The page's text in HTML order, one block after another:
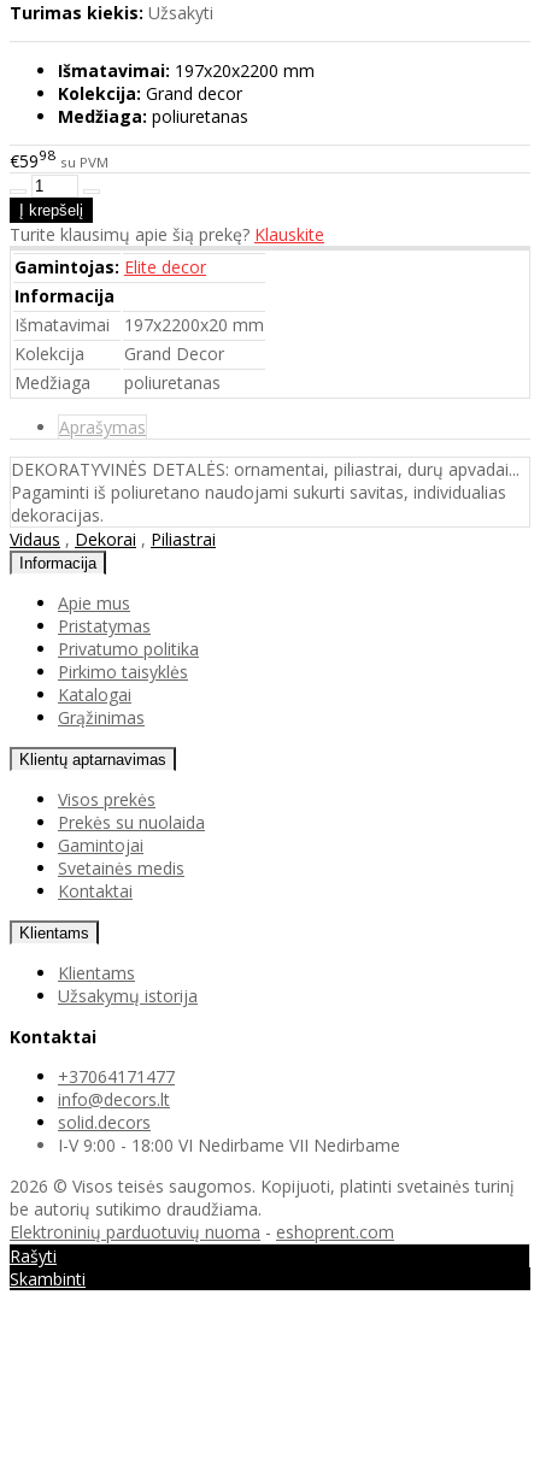
Turimas kiekis: Užsakyti
Išmatavimai: 197x20x2200 mm
Kolekcija: Grand decor
Medžiaga: poliuretanas
€5998 su PVM
Turite klausimų apie šią prekę? Klauskite
Gamintojas: Elite decor
Informacija
Išmatavimai
197x2200x20 mm
Kolekcija
Grand Decor
Medžiaga
poliuretanas
Aprašymas
DEKORATYVINĖS DETALĖS: ornamentai, piliastrai, durų apvadai...
Pagaminti iš poliuretano naudojami sukurti savitas, individualias
dekoracijas.
Vidaus , Dekorai , Piliastrai
Informacija
Apie mus
Pristatymas
Privatumo politika
Pirkimo taisyklės
Katalogai
Grąžinimas
Klientų aptarnavimas
Visos prekės
Prekės su nuolaida
Gamintojai
Svetainės medis
Kontaktai
Klientams
Klientams
Užsakymų istorija
Kontaktai
+37064171477
info@decors.lt
solid.decors
I-V 9:00 - 18:00 VI Nedirbame VII Nedirbame
2026 © Visos teisės saugomos. Kopijuoti, platinti svetainės turinį
be autorių sutikimo draudžiama.
Elektroninių parduotuvių nuoma - eshoprent.com
Rašyti
Skambinti